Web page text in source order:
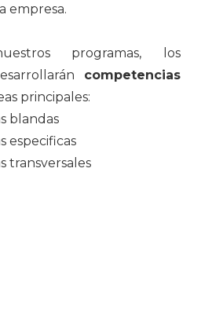
empresa.
programas, los
competencias
principales:
blandas
especificas
transversales